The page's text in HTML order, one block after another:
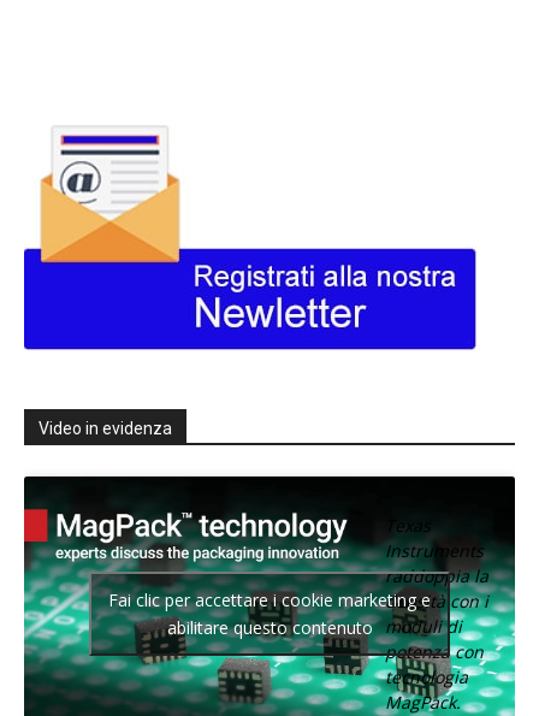
Video in evidenza
Texas
Instruments
raddoppia la
densità con i
moduli di
potenza con
tecnologia
MagPack.
Fai clic per accettare i cookie marketing e
abilitare questo contenuto